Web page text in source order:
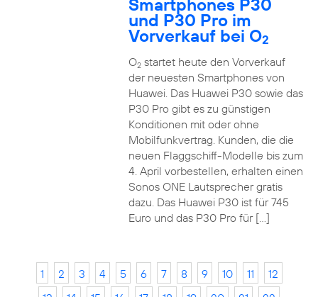
Smartphones P30
und P30 Pro im
Vorverkauf bei O2
O2startet heute den Vorverkauf
der neuesten Smartphones von
Huawei. Das Huawei P30 sowie das
P30 Pro gibt es zu günstigen
Konditionen mit oder ohne
Mobilfunkvertrag. Kunden, die die
neuen Flaggschiff-Modelle bis zum
4. April vorbestellen, erhalten einen
Sonos ONE Lautsprecher gratis
dazu. Das Huawei P30 ist für 745
Euro und das P30 Pro für […]
1 2 3 4 5 6 7 8 9 10 11
12